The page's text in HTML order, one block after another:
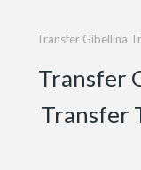
Transfer Gibellina
Transfer
Transfer